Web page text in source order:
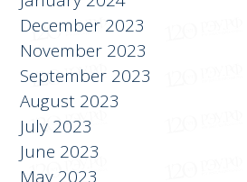
November 2023
September 2023
August 2023
July 2023
June 2023
May 2023
April 2023